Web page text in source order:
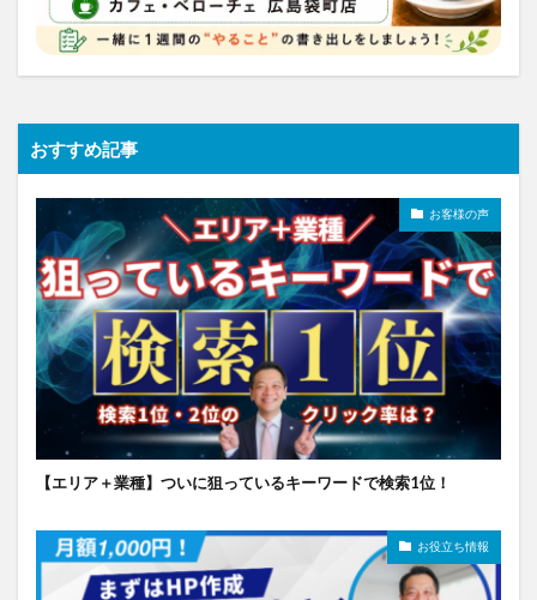
おすすめ記事
お客様の声
【エリア＋業種】ついに狙っているキーワードで検索1位！
お役立ち情報